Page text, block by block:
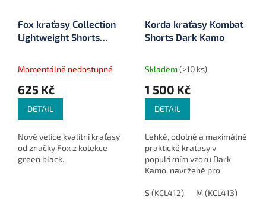
Fox kraťasy Collection
Lightweight Shorts
Momentálně nedostupné
625 Kč
DETAIL
Nové velice kvalitní kraťasy
od značky Fox z kolekce
green black.
Korda kraťasy Kombat
Shorts Dark Kamo
Skladem(>10 ks)
1 500 Kč
DETAIL
Lehké, odolné a maximálně
praktické kraťasy v
populárním vzoru Dark
Kamo, navržené pro
letních rybářských výprav.
S (KCL412) M (KCL413)